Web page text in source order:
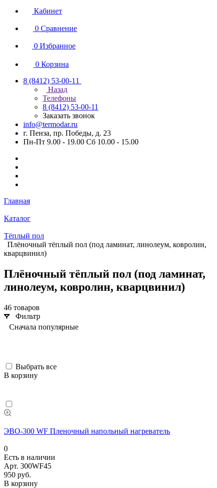
Кабинет
0 Сравнение
0 Избранное
0 Корзина
8 (8412) 53-00-11
Назад
Телефоны
8 (8412) 53-00-11
Заказать звонок
info@termodar.ru
г. Пенза, пр. Победы, д. 23
Пн-Пт 9.00 - 19.00 Сб 10.00 - 15.00
Главная
Каталог
Тёплый пол
Плёночный тёплый пол (под ламинат, линолеум, ковролин,
кварцвинил)
Плёночный тёплый пол (под ламинат,
линолеум, ковролин, кварцвинил)
46 товаров
Фильтр
Сначала популярные
Выбрать все
В корзину
ЭВО-300 WF Пленочный напольный нагреватель
0
Есть в наличии
Арт. 300WF45
950 руб.
В корзину